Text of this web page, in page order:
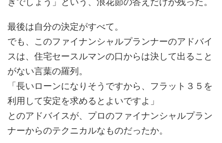
最後は自分の決定がすべて。
でも、このファイナンシャルプランナーのアドバイ
スは、住宅セースルマンの口からは決して出ること
がない言葉の羅列。
「長いローンになりそうですから、フラット３５を
利用して安定を求めるとよいですよ」
とのアドバイスが、プロのファイナンシャルプラン
ナーからのテクニカルなものだったか。